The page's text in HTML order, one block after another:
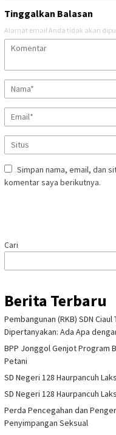
Tinggalkan Balasan
Alamat email Anda tidak akan
Simpan nama, email, dan
komentar saya berikutnya.
Cari
Berita Terbaru
Pembangunan (RKB) SDN
Dipertanyakan: Ada Apa
BPP Jonggol Genjot Program
Petani
SD Negeri 128 Haurpancuh
SD Negeri 128 Haurpancuh
Perda Pencegahan dan
Penyimpangan Seksual